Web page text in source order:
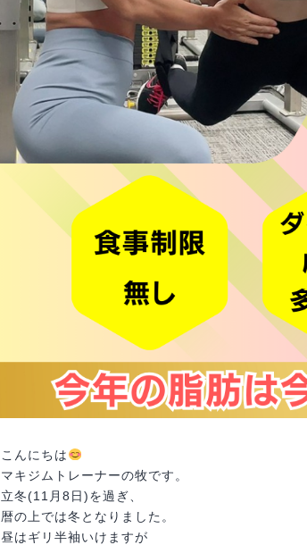
究
極
の
ボ
デ
メ
イ
ァ
ス
ン
こんにちは
マキジムトレーナーの牧です。
立冬(11月8日)を過ぎ、
暦の上では冬となりました。
昼はギリ半袖いけますが